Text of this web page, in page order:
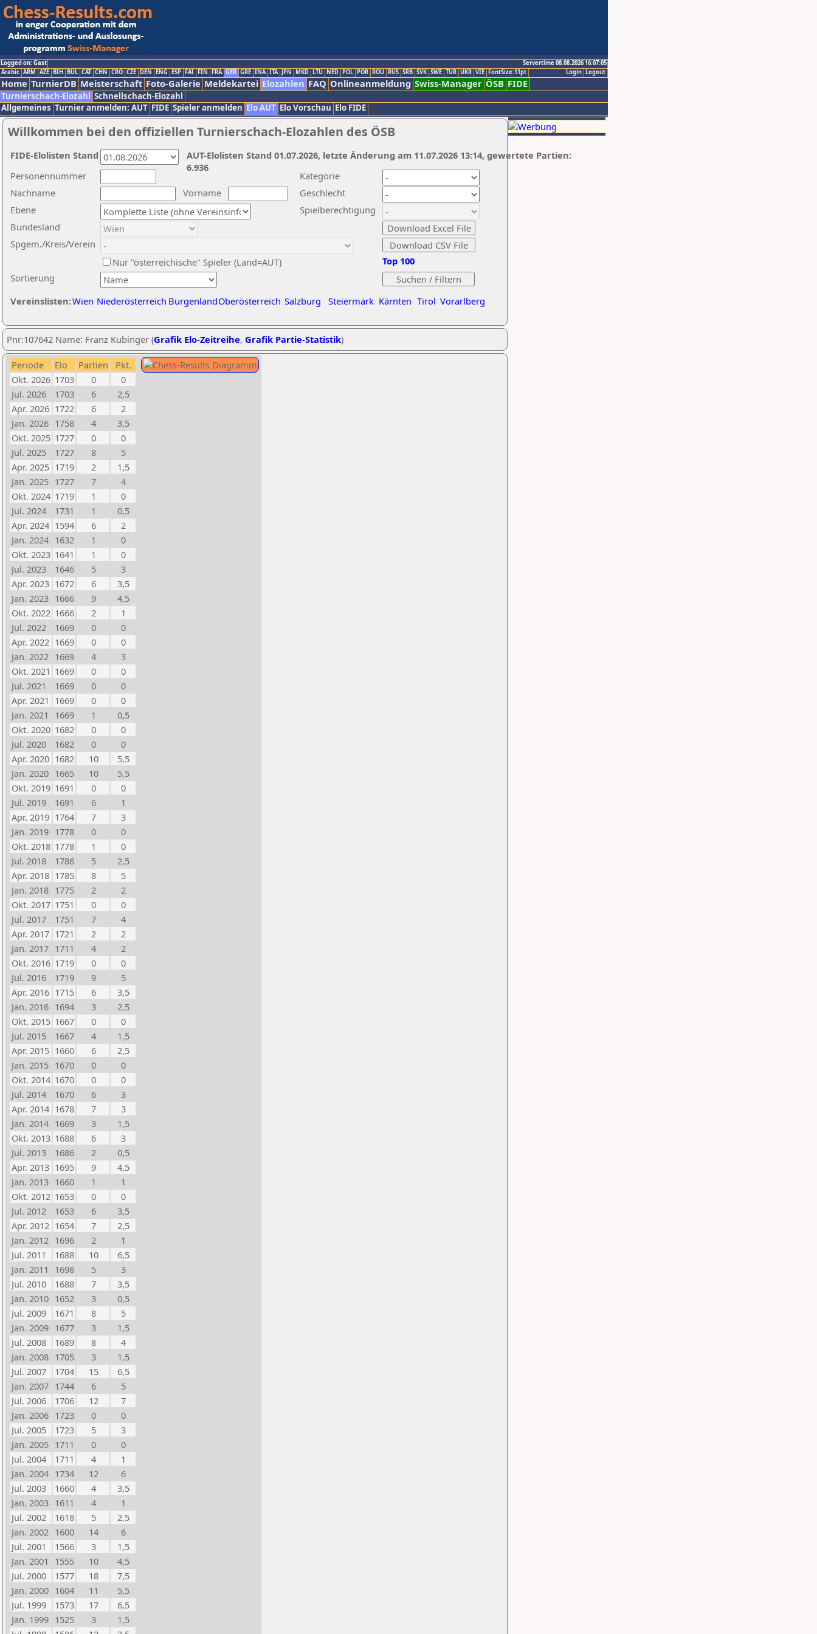
Logged on: Gast
Servertime 08.08.2026 16:07:05
Logout
Login
Arabic ARM AZE BIH BUL CAT CHN CRO CZE DEN ENG ESP FAI FIN FRA GER GRE INA ITA JPN MKD LTU NED POL POR ROU RUS SRB SVK SWE TUR UKR VIE FontSize:11pt
Home TurnierDB Meisterschaft Foto-Galerie Meldekartei Elozahlen FAQ Onlineanmeldung Swiss-Manager ÖSB FIDE
Turnierschach-Elozahl Schnellschach-Elozahl
Allgemeines Turnier anmelden: AUT FIDE Spieler anmelden Elo AUT Elo Vorschau Elo FIDE
Willkommen bei den offiziellen Turnierschach-Elozahlen des ÖSB
Nachname
Vorname
Ebene
Kategorie
Sortierung
Personennummer
Bundesland
Spgem./Kreis/Verein
Geschlecht
Nur "österreichische" Spieler (Land=AUT)
Spielberechtigung
Vereinslisten:Wien Niederösterreich BurgenlandOberösterreich Salzburg Steiermark Kärnten Tirol Vorarlberg
Top 100
AUT-Elolisten Stand 01.07.2026, letzte Änderung am 11.07.2026 13:14, gewertete Partien:
6.936
FIDE-Elolisten Stand
Pnr:107642 Name: Franz Kubinger (Grafik Elo-Zeitreihe, Grafik Partie-Statistik)
Periode Elo Partien
Pkt.
Okt. 2026 1703 0
0
Jul. 2026
1703 6
2,5
Apr. 2026 1722 6
2
Jan. 2026 1758 4
3,5
Okt. 2025 1727 0
0
Jul. 2025
1727 8
5
Apr. 2025 1719 2
1,5
Jan. 2025 1727 7
4
Okt. 2024 1719 1
0
Jul. 2024
1731 1
0,5
Apr. 2024 1594 6
2
Jan. 2024 1632 1
0
Okt. 2023 1641 1
0
Jul. 2023
1646 5
3
Apr. 2023 1672 6
3,5
Jan. 2023 1666 9
4,5
Okt. 2022 1666 2
1
Jul. 2022
1669 0
0
Apr. 2022 1669 0
0
Jan. 2022 1669 4
3
Okt. 2021 1669 0
0
Jul. 2021
1669 0
0
Apr. 2021 1669 0
0
Jan. 2021
1669 1
0,5
Okt. 2020 1682 0
0
Jul. 2020
1682 0
0
Apr. 2020 1682 10
5,5
Jan. 2020 1665 10
5,5
Okt. 2019 1691 0
0
Jul. 2019
1691 6
1
Apr. 2019 1764 7
3
Jan. 2019 1778 0
0
Okt. 2018 1778 1
0
Jul. 2018
1786 5
2,5
Apr. 2018 1785 8
5
Jan. 2018 1775 2
2
Okt. 2017 1751 0
0
Jul. 2017
1751 7
4
Apr. 2017 1721 2
2
Jan. 2017 1711 4
2
Okt. 2016 1719 0
0
Jul. 2016
1719 9
5
Apr. 2016 1715 6
3,5
Jan. 2016 1694 3
2,5
Okt. 2015 1667 0
0
Jul. 2015
1667 4
1,5
Apr. 2015 1660 6
2,5
Jan. 2015 1670 0
0
Okt. 2014 1670 0
0
Jul. 2014
1670 6
3
Apr. 2014 1678 7
3
Jan. 2014 1669 3
1,5
Okt. 2013 1688 6
3
Jul. 2013
1686 2
0,5
Apr. 2013 1695 9
4,5
Jan. 2013 1660 1
1
Okt. 2012 1653 0
0
Jul. 2012
1653 6
3,5
Apr. 2012 1654 7
2,5
Jan. 2012 1696 2
1
Jul. 2011
1688 10
6,5
Jan. 2011
1698 5
3
Jul. 2010
1688 7
3,5
Jan. 2010 1652 3
0,5
Jul. 2009
1671 8
5
Jan. 2009 1677 3
1,5
Jul. 2008
1689 8
4
Jan. 2008 1705 3
1,5
Jul. 2007
1704 15
6,5
Jan. 2007 1744 6
5
Jul. 2006
1706 12
7
Jan. 2006 1723 0
0
Jul. 2005
1723 5
3
Jan. 2005 1711 0
0
Jul. 2004
1711 4
1
Jan. 2004 1734 12
6
Jul. 2003
1660 4
3,5
Jan. 2003 1611 4
1
Jul. 2002
1618 5
2,5
Jan. 2002 1600 14
6
Jul. 2001
1566 3
1,5
Jan. 2001
1555 10
4,5
Jul. 2000
1577 18
7,5
Jan. 2000 1604 11
5,5
Jul. 1999
1573 17
6,5
Jan. 1999 1525 3
1,5